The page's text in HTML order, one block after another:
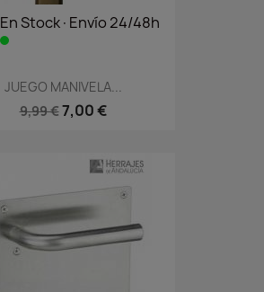
En Stock·Envío 24/48h
JUEGO MANIVELA...
9,99 €7,00 €